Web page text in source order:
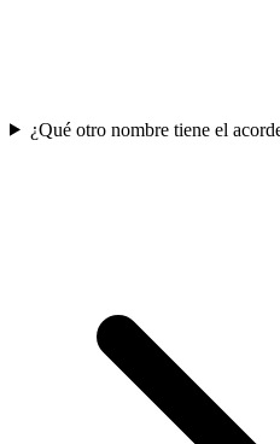
¿Qué otro nombre tiene el